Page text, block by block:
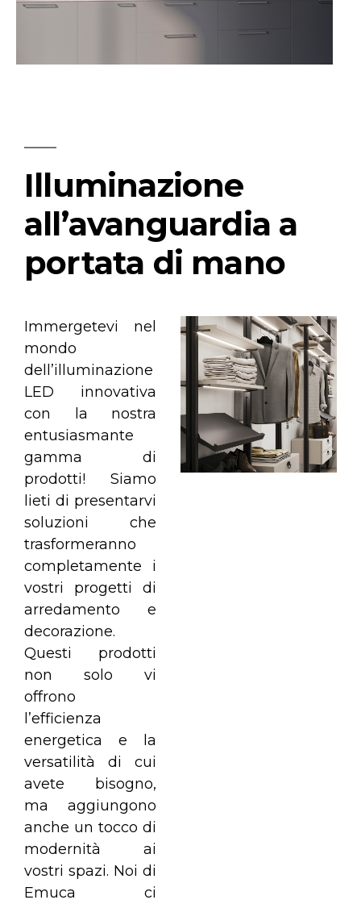
Illuminazione
all’avanguardia a
portata di mano
Immergetevi nel
mondo
dell’illuminazione
LED innovativa
con la nostra
entusiasmante
gamma di
prodotti! Siamo
lieti di presentarvi
soluzioni che
trasformeranno
completamente i
vostri progetti di
arredamento e
decorazione.
Questi prodotti
non solo vi
offrono
l’efficienza
energetica e la
versatilità di cui
avete bisogno,
ma aggiungono
anche un tocco di
modernità ai
vostri spazi. Noi di
Emuca ci